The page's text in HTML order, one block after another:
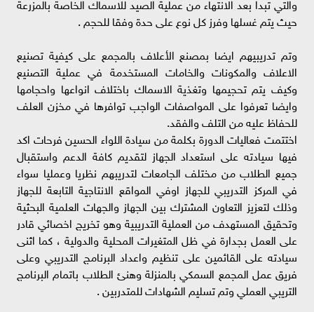
حيث يتم غسلها وفرز كل نوع على حدة وفقا للحجم .
وتم تدريبيهم ايضا بمصنع الأعلاف بالمجمع على كيفية تصنيع
الاعلاف والمكونات والخامات المستخدمة في عملية التصنيع
وكيف يتم تحجيمها وتغذية الاسماك باختلاف انواعها واحجامها
وايضا تعرفوا على المواصفات الواجب توافرها في مخزن العلف
للحفاظ عليه من التلف والفقد.
اختتمت فعاليات الدورة بكلمة من سيادة اللواء الحسين فرحات اكد
فيها سيادته على استعداد الجهاز لتقديم كافة الدعم واستقبال
جميع الطلاب من مختلف الجامعات لتدريبهم نظريا وعمليا سواء
في المركز التدريبي للجهاز اوفي المواقع الانتاجية التابعة للجهاز
وذلك لتعزيز التعاون المشترك بين الجهاز والجهات العلمية البحثية
وتحقيق المستهدف من العملية التدريبية وهو تخريج اخصائي قادر
على العمل بجدارة في ظل المتغيرات المحلية والدولية ، كما اثنى
سيادته على القائمين على تنظيم واعداد البرنامج التدريبي وعلى
فريق عمل المجمع السمكي بالمنزلة وهنئ الطلاب باتمام البرنامج
التريبي العملي وتم تسليم الشهادات للمتدربين .